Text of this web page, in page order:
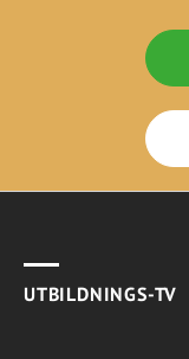
UTBILDNINGS-TV